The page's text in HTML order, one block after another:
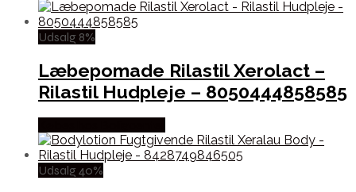
Udsalg 8%
Læbepomade Rilastil Xerolact –
Rilastil Hudpleje – 8050444858585
Udsalg 40%